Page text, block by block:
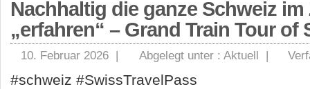
Nachhaltig die ganze Schweiz im
„erfahren“ – Grand Train Tour of
10. Februar 2026 | Abgelegt unter : Aktuell |
#schweiz #SwissTravelPass